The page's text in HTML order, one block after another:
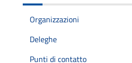
Organizzazioni
Deleghe
Punti di contatto